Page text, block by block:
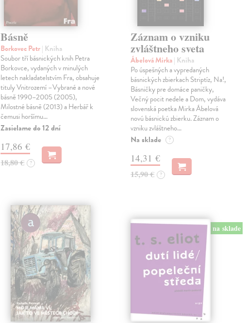
Básně
Borkovec Petr| Kniha
Soubor tří básnických knih Petra
Borkovce, vydaných v minulých
letech nakladatelstvím Fra, obsahuje
tituly Vnitrozemí –Vybrané a nové
básně 1990–2005 (2005),
Milostné básně (2013) a Herbář k
čemusi horšímu…
Zasielame do 12 dní
17,86 €
18,80 € ?
Záznam o vzniku
zvláštneho sveta
Ábelová Mirka| Kniha
Po úspešných a vypredaných
básnických zbierkach Striptíz, Na!,
Básničky pre domáce paničky,
Večný pocit nedele a Dom, vydáva
slovenská poetka Mirka Ábelová
novú básnickú zbierku. Záznam o
vzniku zvláštneho…
Na sklade ?
14,31 €
15,90 € ?
na sklade